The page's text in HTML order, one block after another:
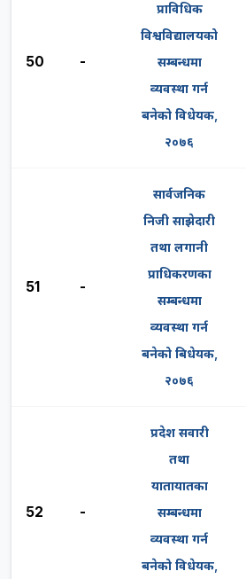
50 -
प्राविधिक
विश्वविद्यालयको
सम्बन्धमा
व्यवस्था गर्न
बनेको विधेयक,
२०७६
51 -
सार्वजनिक
निजी साझेदारी
तथा लगानी
प्राधिकरणका
सम्बन्धमा
व्यवस्था गर्न
बनेको बिधेयक,
२०७६
52 -
प्रदेश सवारी
तथा
यातायातका
सम्बन्धमा
व्यवस्था गर्न
बनेको विधेयक,